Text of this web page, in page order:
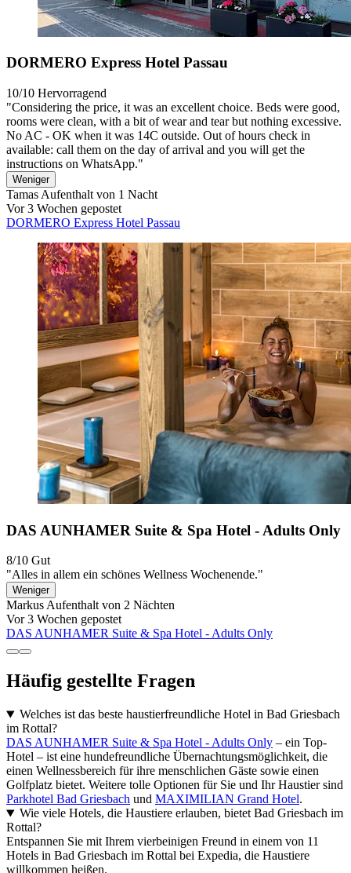
DORMERO Express Hotel Passau
10/10 Hervorragend
"Considering the price, it was an excellent choice. Beds were good,
rooms were clean, with a bit of wear and tear but nothing excessive.
No AC - OK when it was 14C outside. Out of hours check in
available: call them on the day of arrival and you will get the
instructions on WhatsApp."
Weniger
Tamas Aufenthalt von 1 Nacht
Vor 3 Wochen gepostet
DORMERO Express Hotel Passau
DAS AUNHAMER Suite & Spa Hotel - Adults Only
8/10 Gut
"Alles in allem ein schönes Wellness Wochenende."
Weniger
MarkusAufenthalt von 2 Nächten
Vor 3 Wochen gepostet
DAS AUNHAMER Suite & Spa Hotel - Adults Only
Häufig gestellte Fragen
Welches ist das beste haustierfreundliche Hotel in Bad Griesbach
im Rottal?
DAS AUNHAMER Suite & Spa Hotel - Adults Only – ein Top-
Hotel – ist eine hundefreundliche Übernachtungsmöglichkeit, die
einen Wellnessbereich für ihre menschlichen Gäste sowie einen
Golfplatz bietet. Weitere tolle Optionen für Sie und Ihr Haustier sind
Parkhotel Bad Griesbach und MAXIMILIAN Grand Hotel.
Wie viele Hotels, die Haustiere erlauben, bietet Bad Griesbach im
Rottal?
Entspannen Sie mit Ihrem vierbeinigen Freund in einem von 11
Hotels in Bad Griesbach im Rottal bei Expedia, die Haustiere
willkommen heißen.